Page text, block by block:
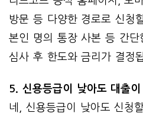
방문 등 다양한 경로로 신청
본인 명의 통장 사본 등 간단
심사 후 한도와 금리가 결정
5. 신용등급이 낮아도 대출이
네, 신용등급이 낮아도 신청